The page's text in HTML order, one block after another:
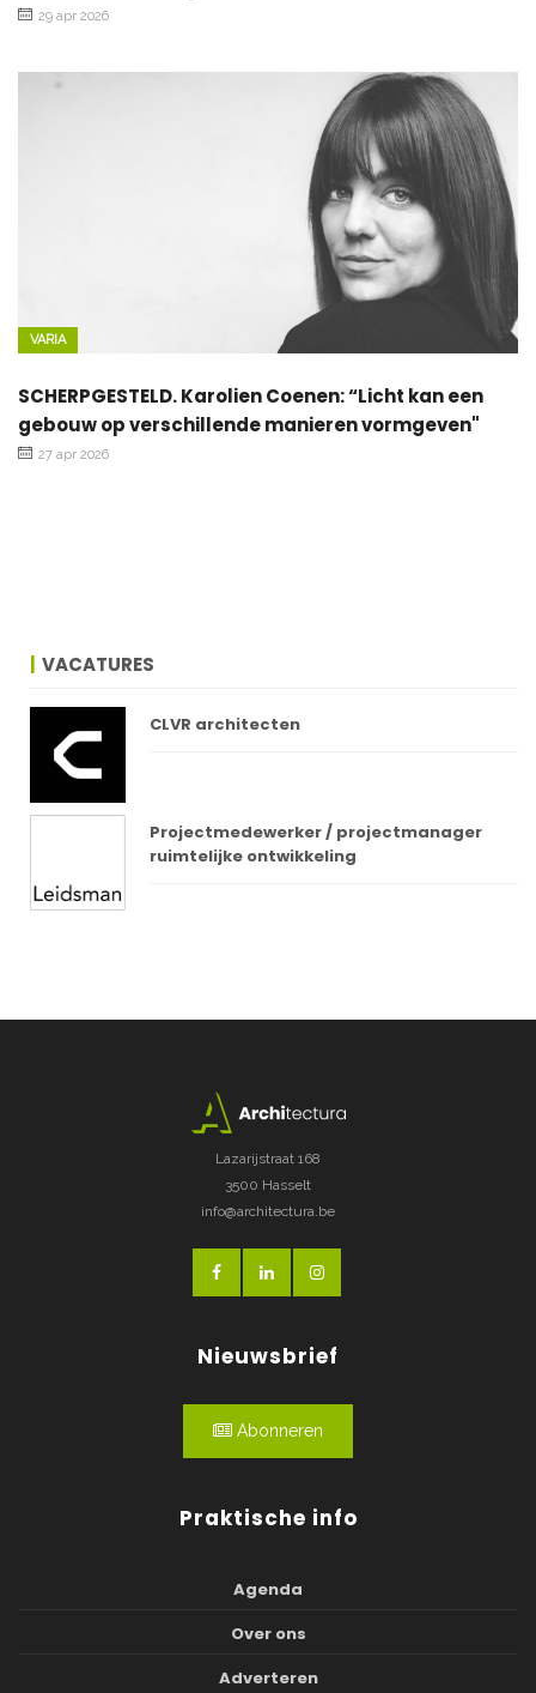
29 apr 2026
VARIA
SCHERPGESTELD. Karolien Coenen: “Licht kan een
gebouw op verschillende manieren vormgeven"
27 apr 2026
VACATURES
CLVR architecten
Projectmedewerker / projectmanager
ruimtelijke ontwikkeling
Lazarijstraat 168
3500 Hasselt
info@architectura.be
Nieuwsbrief
Abonneren
Praktische info
Agenda
Over ons
Adverteren